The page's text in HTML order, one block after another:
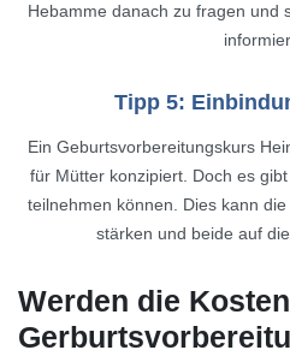
Hebamme danach zu fragen und
Tipp 5:
Ein Geburtsvorbereitungskurs
für Mütter konzipiert. Doch es
teilnehmen können. Dies kann
stärken und beide auf
Werden die